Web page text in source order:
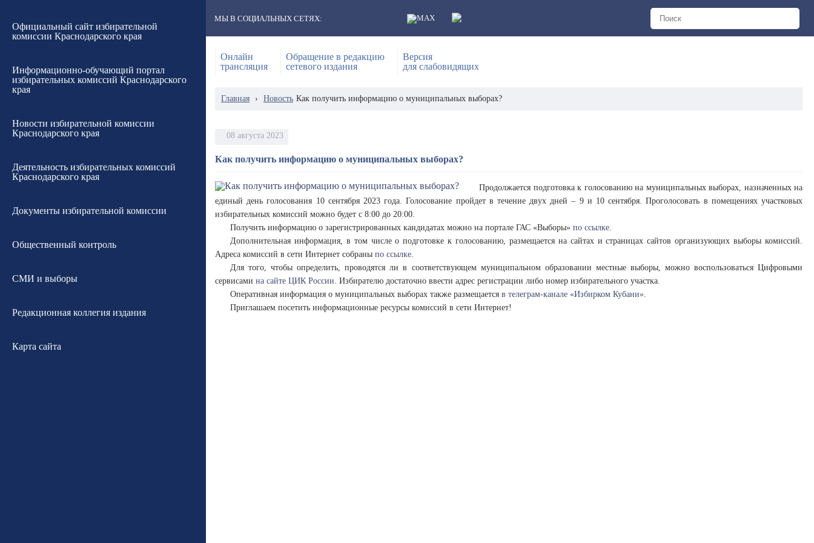
Официальный сайт избирательной
комиссии Краснодарского края
Информационно-обучающий портал
избирательных комиссий Краснодарского
края
Новости избирательной комиссии
Краснодарского края
Деятельность избирательных комиссий
Краснодарского края
Документы избирательной комиссии
Общественный контроль
СМИ и выборы
Редакционная коллегия издания
Карта сайта
МЫ В СОЦИАЛЬНЫХ СЕТЯХ:
Онлайн
трансляция
Обращение в редакцию
сетевого издания
Версия
для слабовидящих
Главная › Новость Как получить информацию о муниципальных выборах?
08 августа 2023
Как получить информацию о муниципальных выборах?
Продолжается подготовка к голосованию на муниципальных выборах, назначенных на
единый день голосования 10 сентября 2023 года. Голосование пройдет в течение двух дней – 9 и 10 сентября. Проголосовать в помещениях участковых
избирательных комиссий можно будет с 8:00 до 20:00.
Получить информацию о зарегистрированных кандидатах можно на портале ГАС «Выборы» по ссылке.
Дополнительная информация, в том числе о подготовке к голосованию, размещается на сайтах и страницах сайтов организующих выборы комиссий.
Адреса комиссий в сети Интернет собраны по ссылке.
Для того, чтобы определить, проводятся ли в соответствующем муниципальном образовании местные выборы, можно воспользоваться Цифровыми
сервисами на сайте ЦИК России. Избирателю достаточно ввести адрес регистрации либо номер избирательного участка.
Оперативная информация о муниципальных выборах также размещается в телеграм-канале «Избирком Кубани».
Приглашаем посетить информационные ресурсы комиссий в сети Интернет!